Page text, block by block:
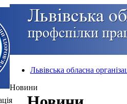
Львівська обласна
Новини